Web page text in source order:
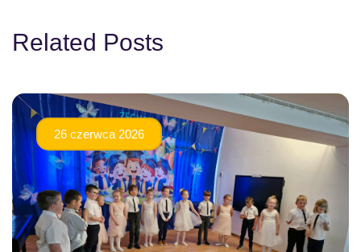
Related Posts
26 czerwca 2026